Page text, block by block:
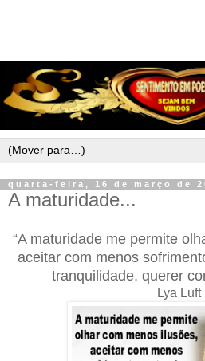
quarta-feira, 16 de março de
A maturidade...
“A maturidade me permite
aceitar com menos
tranquilidade, querer
Lya Luft